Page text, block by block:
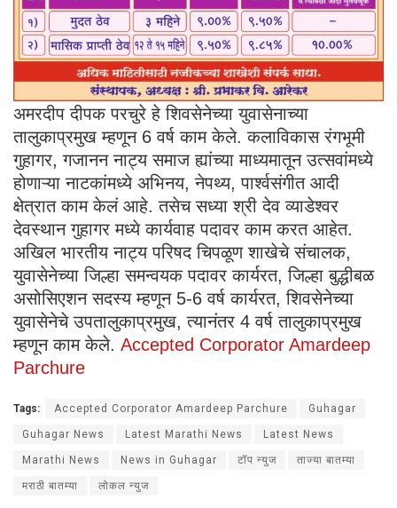
अमरदीप दीपक परचुरे हे शिवसेनेच्या युवासेनाच्या
तालुकाप्रमुख म्हणून 6 वर्ष काम केले. कलाविकास रंगभूमी
गुहागर, गजानन नाट्य समाज ह्यांच्या माध्यमातून उत्सवांमध्ये
होणाऱ्या नाटकांमध्ये अभिनय, नेपथ्य, पार्श्वसंगीत आदी
क्षेत्रात काम केलं आहे. तसेच सध्या श्री देव व्याडेश्वर
देवस्थान गुहागर मध्ये कार्यवाह पदावर काम करत आहेत.
अखिल भारतीय नाट्य परिषद चिपळूण शाखेचे संचालक,
युवासेनेच्या जिल्हा समन्वयक पदावर कार्यरत, जिल्हा बुद्धीबळ
असोसिएशन सदस्य म्हणून 5-6 वर्ष कार्यरत, शिवसेनेच्या
युवासेनेचे उपतालुकाप्रमुख, त्यानंतर 4 वर्ष तालुकाप्रमुख
म्हणून काम केले. Accepted Corporator Amardeep
Parchure
Tags: Accepted Corporator Amardeep Parchure Guhagar
Guhagar News Latest Marathi News Latest News
Marathi News News in Guhagar टॉप न्युज ताज्या बातम्या
मराठी बातम्या लोकल न्युज